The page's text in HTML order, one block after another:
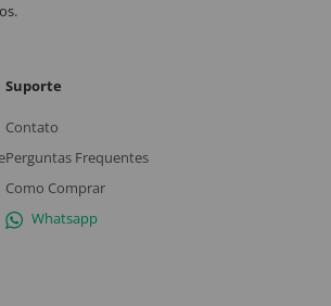
Suporte
Contato
Perguntas Frequentes
Como Comprar
Whatsapp